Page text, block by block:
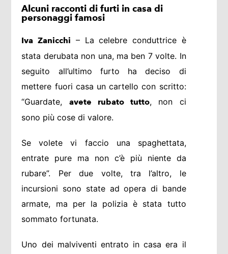
Alcuni racconti di furti in casa di
personaggi famosi
Iva Zanicchi – La celebre conduttrice è
stata derubata non una, ma ben 7 volte. In
seguito all’ultimo furto ha deciso di
mettere fuori casa un cartello con scritto:
“Guardate, avete rubato tutto, non ci
sono più cose di valore.
Se volete vi faccio una spaghettata,
entrate pure ma non c’è più niente da
rubare”. Per due volte, tra l’altro, le
incursioni sono state ad opera di bande
armate, ma per la polizia è stata tutto
sommato fortunata.
Uno dei malviventi entrato in casa era il